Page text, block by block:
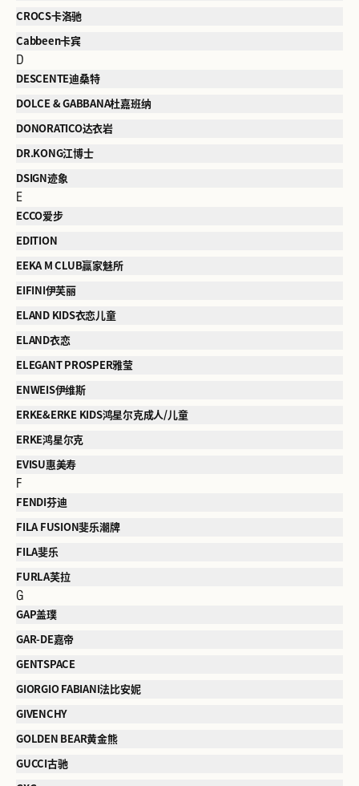
CROCS卡洛驰
Cabbeen卡宾
D
DESCENTE迪桑特
DOLCE & GABBANA杜嘉班纳
DONORATICO达衣岩
DR.KONG江博士
DSIGN迹象
E
ECCO爱步
EDITION
EEKA M CLUB赢家魅所
EIFINI伊芙丽
ELAND KIDS衣恋儿童
ELAND衣恋
ELEGANT PROSPER雅莹
ENWEIS伊维斯
ERKE&ERKE KIDS鸿星尔克成人/儿童
ERKE鸿星尔克
EVISU惠美寿
F
FENDI芬迪
FILA FUSION斐乐潮牌
FILA斐乐
FURLA芙拉
G
GAP盖璞
GAR-DE嘉帝
GENTSPACE
GIORGIO FABIANI法比安妮
GIVENCHY
GOLDEN BEAR黄金熊
GUCCI古驰